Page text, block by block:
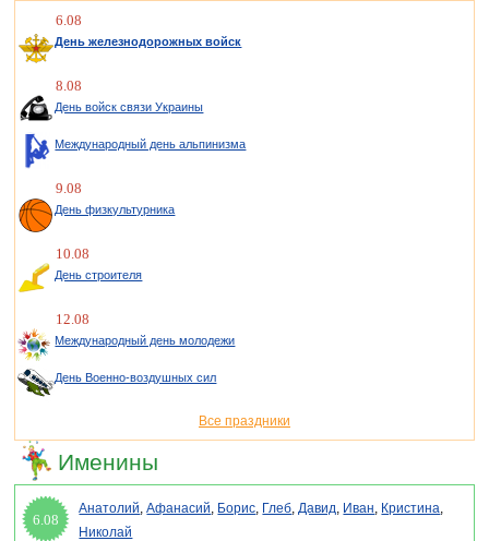
6.08
День железнодорожных войск
8.08
День войск связи Украины
Международный день альпинизма
9.08
День физкультурника
10.08
День строителя
12.08
Международный день молодежи
День Военно-воздушных сил
Все праздники
Именины
6.08
Анатолий,Афанасий, Борис, Глеб,Давид, Иван, Кристина,
Николай